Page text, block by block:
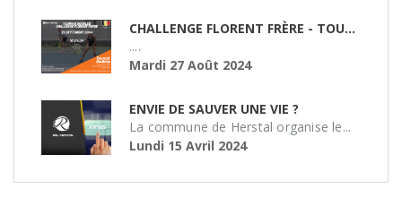
CHALLENGE FLORENT FRÈRE - TOURNOI DE DOUBLE
....
Mardi 27 Août 2024
ENVIE DE SAUVER UNE VIE ?
La commune de Herstal organise le...
Lundi 15 Avril 2024